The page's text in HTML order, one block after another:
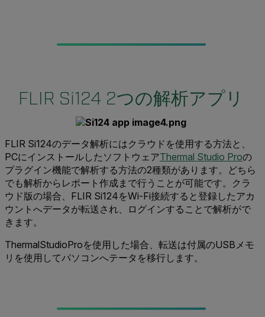
FLIR Si124 2つの解析アプリ
FLIR Si124のデータ解析にはクラウドを使用する方法と、
PCにインストールしたソフトウェアThermal Studio Proの
プラグイン機能で解析する方法の2種類があります。どちら
でも解析からレポート作成まで行うことが可能です。クラ
ウド版の場合、FLIR Si124をWi-Fi接続すると登録したアカ
ウントへデータが転送され、ログインすることで解析がで
きます。
ThermalStudioProを使用した場合、転送は付属のUSBメモ
リを使用してパソコンへテータを移行します。